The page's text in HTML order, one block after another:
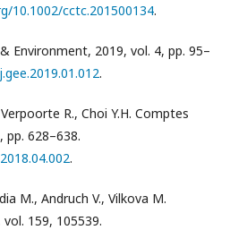
10.1002/cctc.201500134.
Environment, 2019, vol. 4, pp. 95–
.
R., Choi Y.H. Comptes
pp. 628–638.
.
M., Andruch V., Vilkova M.
159, 105539.